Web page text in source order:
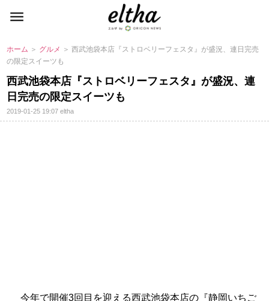
ホーム ＞ グルメ ＞ 西武池袋本店『ストロベリーフェスタ』が盛況、連日完売
の限定スイーツも
西武池袋本店『ストロベリーフェスタ』が盛況、連
日完売の限定スイーツも
2019-01-25 19:07eltha
今年で開催3回目を迎える西武池袋本店の『静岡いちご